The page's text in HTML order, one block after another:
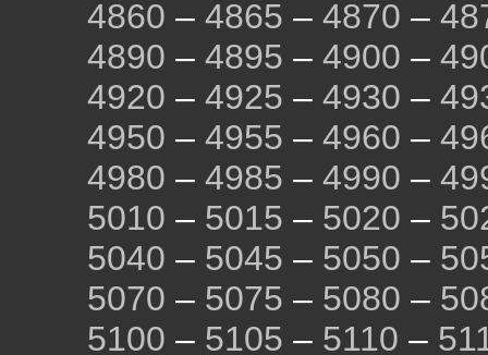
4860 – 4865 – 4870 –
4890 – 4895 – 4900 –
4920 – 4925 – 4930 –
4950 – 4955 – 4960 –
4980 – 4985 – 4990 –
5010 – 5015 – 5020 –
5040 – 5045 – 5050 –
5070 – 5075 – 5080 –
5100 – 5105 – 5110 –